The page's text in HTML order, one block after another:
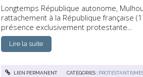
Longtemps République autonome,
rattachement à la République française
présence exclusivement protestante...
Lire la suite
LIEN PERMANENT CATÉGORIES :